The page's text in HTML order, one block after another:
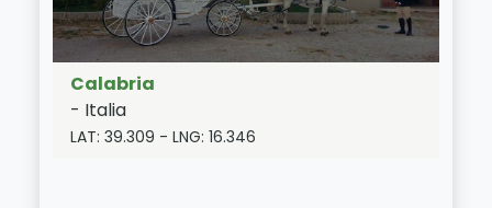
Calabria
- Italia
LAT: 39.309 - LNG: 16.346